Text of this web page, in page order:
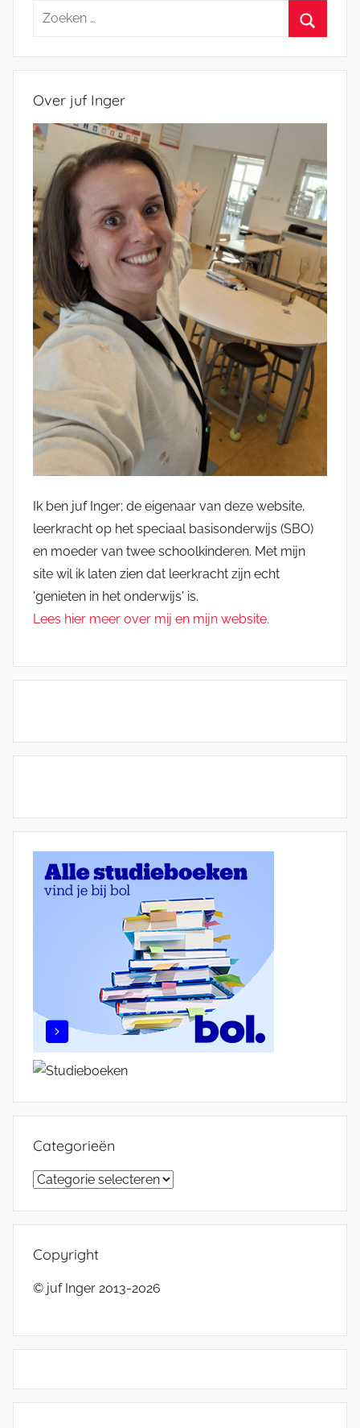
Zoeken
Over juf Inger
Ik ben juf Inger; de eigenaar van deze website,
leerkracht op het speciaal basisonderwijs (SBO)
en moeder van twee schoolkinderen. Met mijn
site wil ik laten zien dat leerkracht zijn echt
'genieten in het onderwijs' is.
Lees hier meer over mij en mijn website.
Categorieën
Categorieën
Copyright
© juf Inger 2013-2026